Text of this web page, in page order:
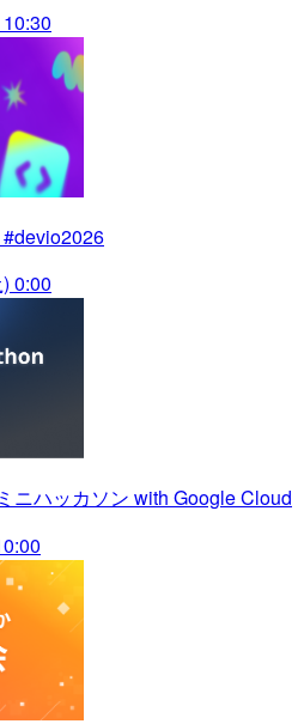
0:00
ニハッカソン with Google Cloud